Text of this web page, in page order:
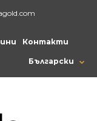
Български
Контакти